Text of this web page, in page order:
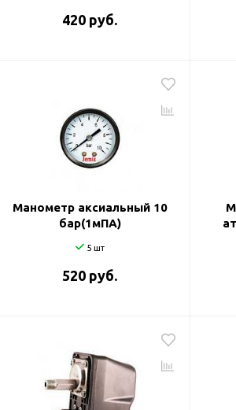
420 руб.
Манометр аксиальный 10
бар(1мПА)
5 шт
520 руб.